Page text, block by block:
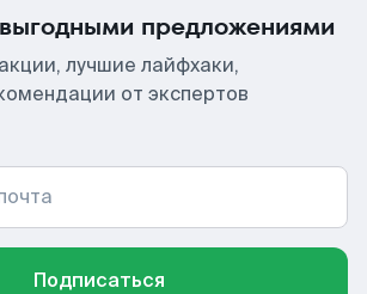
предложениями
лучшие лайфхаки,
от экспертов
Подписаться